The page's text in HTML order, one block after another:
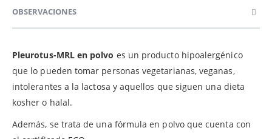
OBSERVACIONES
Pleurotus-MRL en polvo es un producto hipoalergénico
que lo pueden tomar personas vegetarianas, veganas,
intolerantes a la lactosa y aquellos que siguen una dieta
kosher o halal.
Además, se trata de una fórmula en polvo que cuenta con